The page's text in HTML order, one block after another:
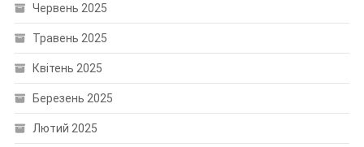
Червень 2025
Травень 2025
Квітень 2025
Березень 2025
Лютий 2025